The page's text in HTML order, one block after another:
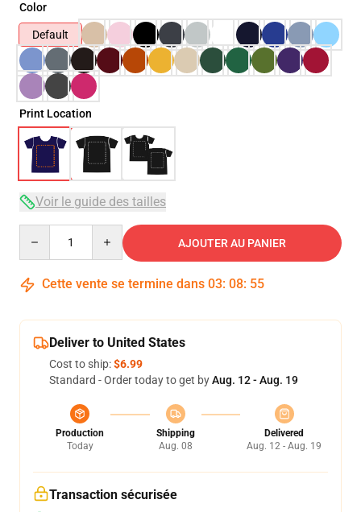
Color
Default
Print Location
Voir le guide des tailles
AJOUTER AU PANIER
Cette vente se termine dans 03: 08: 54
Deliver to United States
Cost to ship:$6.99
Standard - Order today to get byAug. 12 - Aug. 19
Production
Today
Shipping
Aug. 08
Delivered
Aug. 12 - Aug. 19
Transaction sécurisée